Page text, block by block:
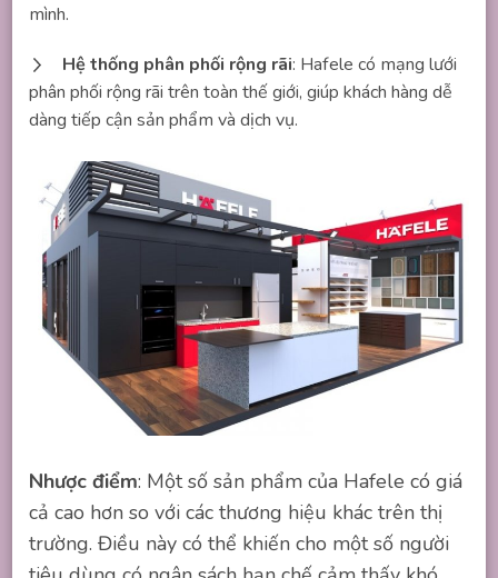
mình.
Hệ thống phân phối rộng rãi: Hafele có mạng lưới
phân phối rộng rãi trên toàn thế giới, giúp khách hàng dễ
dàng tiếp cận sản phẩm và dịch vụ.
Nhược điểm: Một số sản phẩm của Hafele có giá
cả cao hơn so với các thương hiệu khác trên thị
trường. Điều này có thể khiến cho một số người